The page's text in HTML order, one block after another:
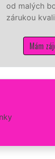
od malých
zárukou
Mám